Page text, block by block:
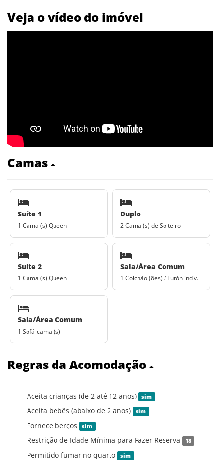
Veja o vídeo do imóvel
Camas
Suíte 1
1 Cama (s) Queen
Duplo
2 Cama (s) de Solteiro
Suíte 2
1 Cama (s) Queen
Sala/Área Comum
1 Colchão (ões) / Futón indiv.
Sala/Área Comum
1 Sofá-cama (s)
Regras da Acomodação
Aceita crianças (de 2 até 12 anos) sim
Aceita bebês (abaixo de 2 anos) sim
Fornece berços sim
Restrição de Idade Mínima para Fazer Reserva 18
Permitido fumar no quarto sim